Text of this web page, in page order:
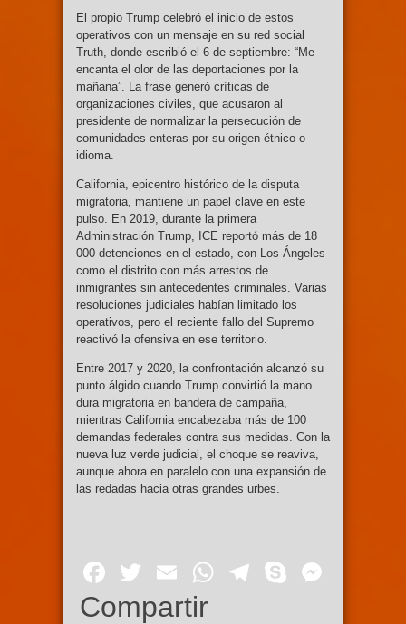
El propio Trump celebró el inicio de estos
operativos con un mensaje en su red social
Truth, donde escribió el 6 de septiembre: “Me
encanta el olor de las deportaciones por la
mañana”. La frase generó críticas de
organizaciones civiles, que acusaron al
presidente de normalizar la persecución de
comunidades enteras por su origen étnico o
idioma.
California, epicentro histórico de la disputa
migratoria, mantiene un papel clave en este
pulso. En 2019, durante la primera
Administración Trump, ICE reportó más de 18
000 detenciones en el estado, con Los Ángeles
como el distrito con más arrestos de
inmigrantes sin antecedentes criminales. Varias
resoluciones judiciales habían limitado los
operativos, pero el reciente fallo del Supremo
reactivó la ofensiva en ese territorio.
Entre 2017 y 2020, la confrontación alcanzó su
punto álgido cuando Trump convirtió la mano
dura migratoria en bandera de campaña,
mientras California encabezaba más de 100
demandas federales contra sus medidas. Con la
nueva luz verde judicial, el choque se reaviva,
aunque ahora en paralelo con una expansión de
las redadas hacia otras grandes urbes.
Facebook
Twitter
EmailWhatsApp
Telegram
Skype
Compartir